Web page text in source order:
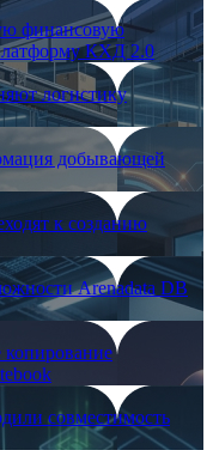
финансовую
КХД 2.0
логистику
добывающей
к созданию
Arenadata DB
копирование
совместимость